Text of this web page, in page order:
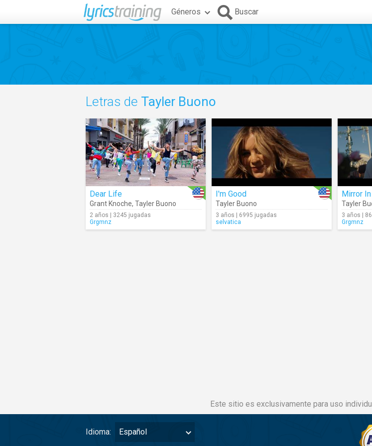
Géneros Buscar
Letras de Tayler Buono
Dear Life
Grant Knoche, Tayler Buono
2 años | 3245 jugadas
Grgmnz
I'm Good
Tayler Buono
3 años | 6995 jugadas
selvatica
Mirror
Tayler
3 años |
Grgmnz
Este sitio es exclusivamente para uso
Idioma: Español